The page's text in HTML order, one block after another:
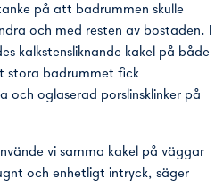
på att badrummen skulle
och med resten av bostaden. I
kalkstensliknande kakel på både
stora badrummet fick
och oglaserad porslinsklinker på
vi samma kakel på väggar
och enhetligt intryck, säger